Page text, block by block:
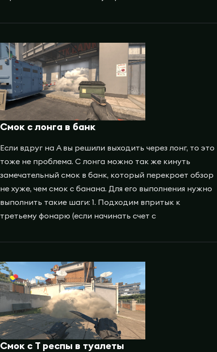
Смок с лонга в банк
Если вдруг на A вы решили выходить через лонг, то это
тоже не проблема. С лонга можно так же кинуть
замечательный смок в банк, который перекроет обзор
не хуже, чем смок с банана. Для его выполнения нужно
выполнить такие шаги: 1. Подходим впритык к
третьему фонарю (если начинать счет с
Смок с T респы в туалеты